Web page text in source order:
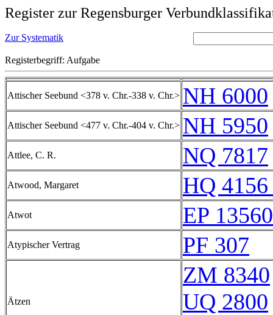
Register zur Regensburger
Zur Systematik
Registerbegriff: Aufgabe
Attischer Seebund <378 v. Chr.-338 v. Chr.> NH 6000
Attischer Seebund <477 v. Chr.-404 v. Chr.> NH 5950
Attlee, C. R. NQ 7817
Atwood, Margaret HQ
Atwot EP
Atypischer Vertrag PF 307
Ätzen
ZM 8340
UQ 2800